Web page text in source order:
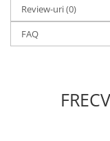
Review-uri(0)
FAQ